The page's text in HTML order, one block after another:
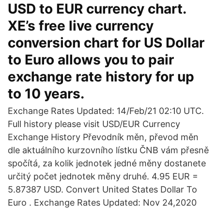
USD to EUR currency chart.
XE’s free live currency
conversion chart for US Dollar
to Euro allows you to pair
exchange rate history for up
to 10 years.
Exchange Rates Updated: 14/Feb/21 02:10 UTC.
Full history please visit USD/EUR Currency
Exchange History Převodník měn, převod měn
dle aktuálního kurzovního lístku ČNB vám přesně
spočítá, za kolik jednotek jedné měny dostanete
určitý počet jednotek měny druhé. 4.95 EUR =
5.87387 USD. Convert United States Dollar To
Euro . Exchange Rates Updated: Nov 24,2020